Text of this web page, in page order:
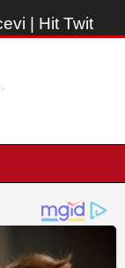
| Hit Twit